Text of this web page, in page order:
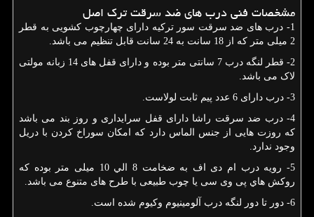
مشخصات فنی درب های ضد سرقت ترك اصل
1- درب های ضد سرقت سور ترکیه دارای چهارچوب کشویی به قطر
2 میلی متر که از 18 سانت به 24 سانت قابل تنظیم می باشد.
2- قطر لنگه درب 7 سانتی متر بوده و دارای قفل های 14 زبانه مولتی
لاک می باشد.
3- درب دارای 6 عدد پیم ثابت لولاست.
4- درب ضد سرقت راشا دارای قفل سرایداری و روز بند می باشد
که روزت هایی از جنس الماس دارد که امکان سوراخ کردن با دریل
وجود ندارد.
5- رویه درب ام دی اف به ضخامت 8 الي 10 میلی ‌متر بوده که
روکش هاي پی وی سی یا چوب طبیعی با طرح های متنوع می باشد.
6- دور تا دور لنگه درب آلومینیوم وکیوم شده است.